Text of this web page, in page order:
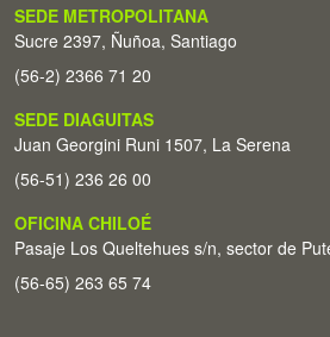
SEDE METROPOLITANA
Sucre 2397, Ñuñoa, Santiago
(56-2) 2366 71 20
SEDE DIAGUITAS
Juan Georgini Runi 1507, La Serena
(56-51) 236 26 00
OFICINA CHILOÉ
Pasaje Los Queltehues s/n, sector de
(56-65) 263 65 74